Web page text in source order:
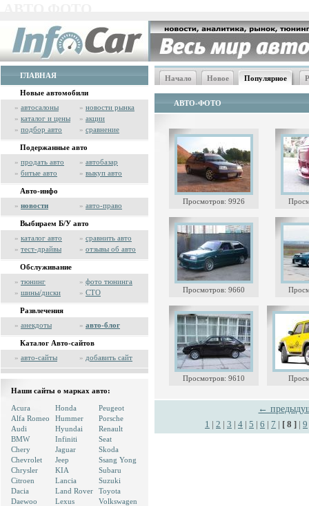
ГЛАВНАЯ
Новые автомобили
» автосалоны » новости рынка
» каталог и цены » акции
» подбор авто » сравнение
Подержанные авто
» продать авто » автобазар
» битые авто » выкуп авто
Авто-инфо
» новости » авто-право
Выбираем Б/У авто
» каталог авто » сравнить авто
» тест-драйвы » отзывы об авто
Обслуживание
» тюнинг » фото тюнинга
» шины/диски » СТО
Развлечения
» анекдоты » авто-блог
Каталог Авто-сайтов
» авто-сайты » добавить сайт
Наши сайты о марках авто:
Acura
Alfa Romeo
Audi
BMW
Chery
Chevrolet
Chrysler
Citroen
Dacia
Daewoo
Honda
Hummer
Hyundai
Infiniti
Jaguar
Jeep
KIA
Lancia
Land Rover
Lexus
Peugeot
Porsche
Renault
Seat
Skoda
Ssang Yong
Subaru
Suzuki
Toyota
Volkswagen
Начало Новое Популярное
АВТО-ФОТО
Просмотров: 9926
Просмотров: 9660
Просмотров: 9610
←
1 | 2 | 3 | 4 | 5 | 6 | 7 | [ 8 ] | 9